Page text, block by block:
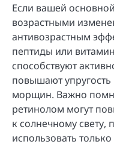
Если вашей
возрастными
антивозрастным
пептиды или
способствуют
повышают
морщин. Важно
ретинолом могут
к солнечному свету,
использовать